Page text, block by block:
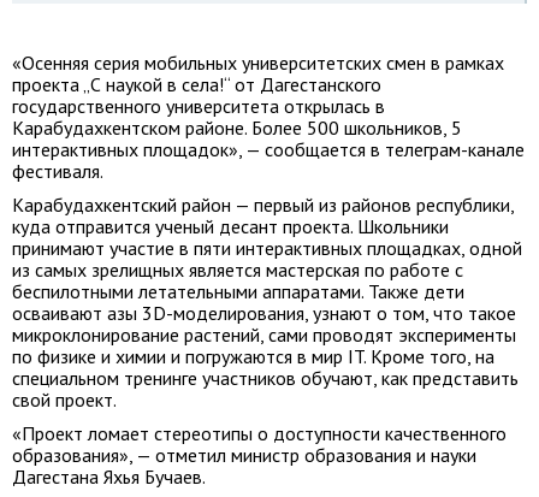
«Осенняя серия мобильных университетских смен в рамках
проекта „С наукой в села!“ от Дагестанского
государственного университета открылась в
Карабудахкентском районе. Более 500 школьников, 5
интерактивных площадок», — сообщается в телеграм-канале
фестиваля.
Карабудахкентский район — первый из районов республики,
куда отправится ученый десант проекта. Школьники
принимают участие в пяти интерактивных площадках, одной
из самых зрелищных является мастерская по работе с
беспилотными летательными аппаратами. Также дети
осваивают азы 3D-моделирования, узнают о том, что такое
микроклонирование растений, сами проводят эксперименты
по физике и химии и погружаются в мир IT. Кроме того, на
специальном тренинге участников обучают, как представить
свой проект.
«Проект ломает стереотипы о доступности качественного
образования», — отметил министр образования и науки
Дагестана Яхья Бучаев.